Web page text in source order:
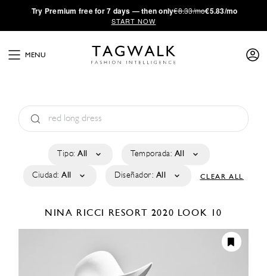
·Try Premium free for 7 days — then only€8.33/mo€5.83/mo
START NOW
MENU
Tipo: All Temporada: All
Ciudad: All Diseñador: All CLEAR ALL
NINA RICCI RESORT 2020 LOOK 10